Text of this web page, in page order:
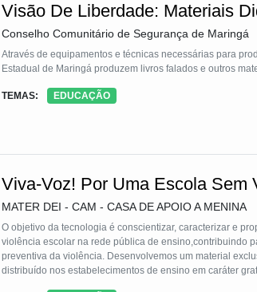
para ampliar seus resultados. O programa prioriza o
para a redução da desigualdade e o fortalecimento da
Visão De Liberdade: Materiais
Conselho Comunitário de Segurança de Maringá
Através de equipamentos e técnicas necessárias para
Estadual de Maringá produzem livros falados e outros
TEMAS: EDUCAÇÃO
Viva-Voz! Por Uma Escola Sem
MATER DEI - CAM - CASA DE APOIO A MENINA
O objetivo da tecnologia é conscientizar, caracterizar e
violência escolar na rede pública de ensino,contribuindo para a instauração de uma Educação para a Paz
preventiva da violência. Desenvolvemos um material
distribuído nos estabelecimentos de ensino em caráter gratuito,contendo: Cartilha de